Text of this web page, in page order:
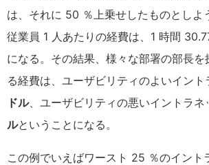
は、それに 50 ％上乗せしたものとしよ
従業員 1 人あたりの経費は、1 時間
になる。その結果、様々な部署の部長
る経費は、ユーザビリティのよいイント
ドル、ユーザビリティの悪いイントラネ
ルということになる。
この例でいえばワースト 25 ％のイント